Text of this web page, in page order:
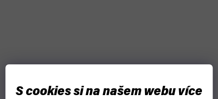
S cookies si na našem webu více